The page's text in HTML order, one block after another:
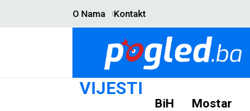
O Nama Kontakt
VIJESTI
BiH Mostar